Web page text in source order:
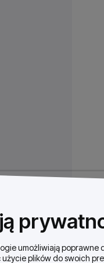
umożliwiają
plików do swoich